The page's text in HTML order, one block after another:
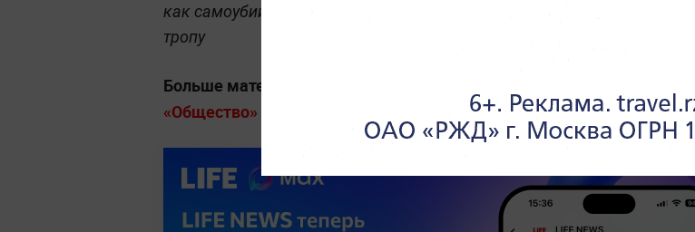
как самоубийством народа не назовёшь — и Армения вступила на ту же
тропу
Больше материалов о проблемах и достижениях общества —
«Общество» на Life.ru